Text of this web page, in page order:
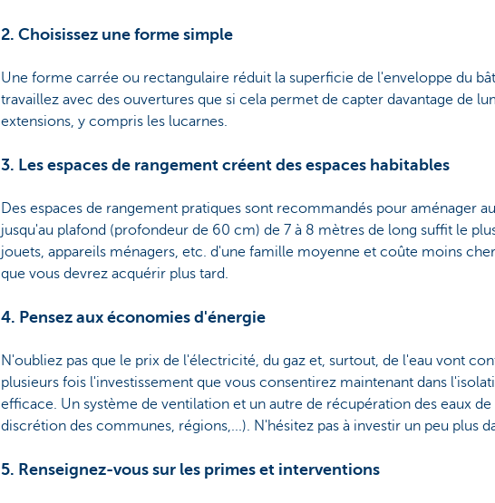
2. Choisissez une forme simple
Une forme carrée ou rectangulaire réduit la superficie de l'enveloppe du
travaillez avec des ouvertures que si cela permet de capter davantage de
extensions, y compris les lucarnes.
3. Les espaces de rangement créent des espaces habitables
Des espaces de rangement pratiques sont recommandés pour aménager
jusqu'au plafond (profondeur de 60 cm) de 7 à 8 mètres de long suffit le
jouets, appareils ménagers, etc. d'une famille moyenne et coûte moins
que vous devrez acquérir plus tard.
4. Pensez aux économies d'énergie
N'oubliez pas que le prix de l'électricité, du gaz et, surtout, de l'eau vont
plusieurs fois l'investissement que vous consentirez maintenant dans
efficace. Un système de ventilation et un autre de récupération des eaux
discrétion des communes, régions,...). N'hésitez pas à investir un peu plus
5. Renseignez-vous sur les primes et interventions